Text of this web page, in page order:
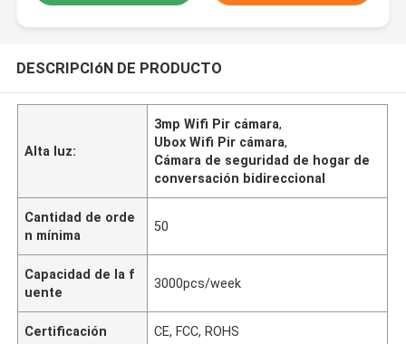
DESCRIPCIóN DE PRODUCTO
Alta luz:
3mp Wifi Pir cámara,
Ubox Wifi Pir cámara,
Cámara de seguridad de hogar de
conversación bidireccional
Cantidad de orde
n mínima
50
Capacidad de la f
uente
3000pcs/week
Certificación CE, FCC, ROHS